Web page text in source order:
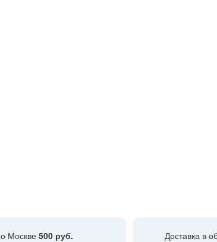
Москве 500 руб. Доставка в